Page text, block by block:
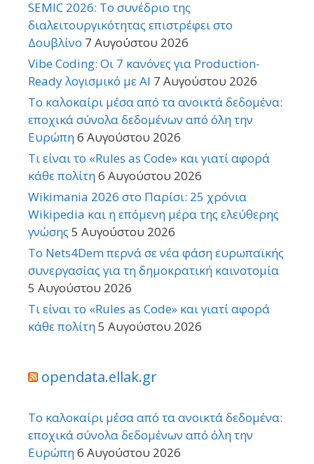
SEMIC 2026: Το συνέδριο της
διαλειτουργικότητας επιστρέφει στο
Δουβλίνο 7 Αυγούστου 2026
Vibe Coding: Οι 7 κανόνες για Production-
Ready λογισμικό με AI 7 Αυγούστου 2026
Το καλοκαίρι μέσα από τα ανοικτά δεδομένα:
εποχικά σύνολα δεδομένων από όλη την
Ευρώπη6 Αυγούστου 2026
Τι είναι το «Rules as Code» και γιατί αφορά
κάθε πολίτη6 Αυγούστου 2026
Wikimania 2026 στο Παρίσι: 25 χρόνια
Wikipedia και η επόμενη μέρα της ελεύθερης
γνώσης 5 Αυγούστου 2026
Το Nets4Dem περνά σε νέα φάση ευρωπαϊκής
συνεργασίας για τη δημοκρατική καινοτομία
5 Αυγούστου 2026
Τι είναι το «Rules as Code» και γιατί αφορά
κάθε πολίτη5 Αυγούστου 2026
opendata.ellak.gr
Το καλοκαίρι μέσα από τα ανοικτά δεδομένα:
εποχικά σύνολα δεδομένων από όλη την
Ευρώπη6 Αυγούστου 2026